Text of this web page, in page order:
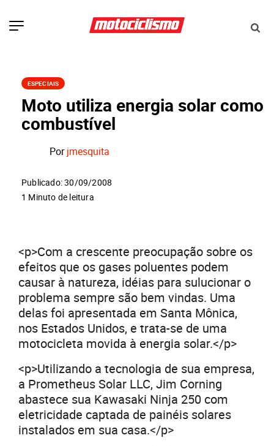
ESPECIAIS
Moto utiliza energia solar como
combustível
Porjmesquita
Publicado: 30/09/2008
1 Minuto de leitura
<p>Com a crescente preocupação sobre os
efeitos que os gases poluentes podem
causar à natureza, idéias para sulucionar o
problema sempre são bem vindas. Uma
delas foi apresentada em Santa Mônica,
nos Estados Unidos, e trata-se de uma
motocicleta movida à energia solar.</p>
<p>Utilizando a tecnologia de sua empresa,
a Prometheus Solar LLC, Jim Corning
abastece sua Kawasaki Ninja 250 com
eletricidade captada de painéis solares
instalados em sua casa.</p>